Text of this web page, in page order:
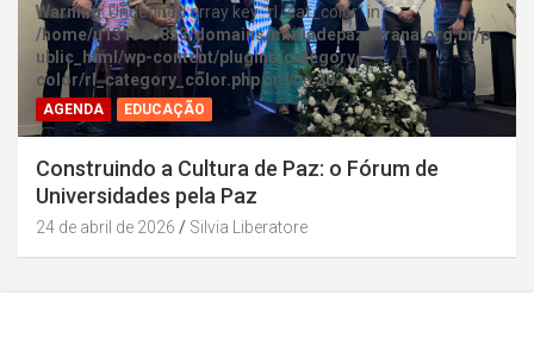
Warning: Undefined array key "rl_cat_color" in
/home/u131386853/domains/midiadepazparana.org.br/p
ublic_html/wp-content/plugins/category-
color/rl_category_color.phpon line202
AGENDA EDUCAÇÃO
Construindo a Cultura de Paz: o Fórum de
Universidades pela Paz
24 de abril de 2026 Silvia Liberatore